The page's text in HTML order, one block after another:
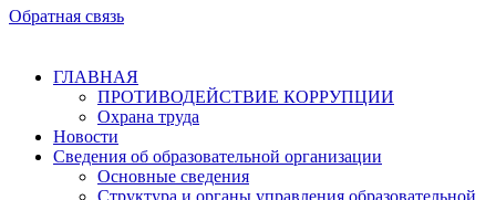
Обратная связь
ГЛАВНАЯ
ПРОТИВОДЕЙСТВИЕ КОРРУПЦИИ
Охрана труда
Новости
Сведения об образовательной организации
Основные сведения
Структура и органы управления образовательной